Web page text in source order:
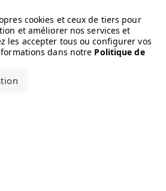
cookies et ceux de tiers pour
et améliorer nos services et
les accepter tous ou configurer vos
dans notre Politique de
the brand